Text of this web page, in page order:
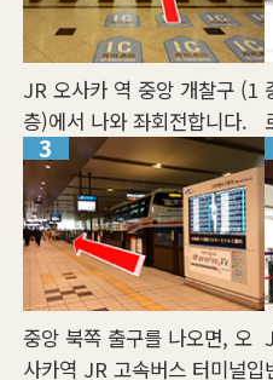
JR 오사카 역 중앙 개찰구 (1
층)에서 나와 좌회전합니다.
중앙 북쪽 출구를 나오면, 오
사카역 JR 고속버스 터미널입